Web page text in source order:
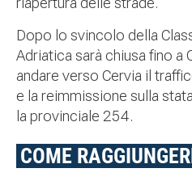
Dopo lo svincolo della
Adriatica sarà chiusa fino a
andare verso Cervia il
e la reimmissione sulla
la provinciale 254.
COME